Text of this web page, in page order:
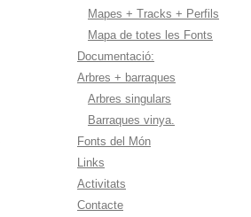
Mapes + Tracks + Perfils
Mapa de totes les Fonts
Documentació:
Arbres + barraques
Arbres singulars
Barraques vinya.
Fonts del Món
Links
Activitats
Contacte